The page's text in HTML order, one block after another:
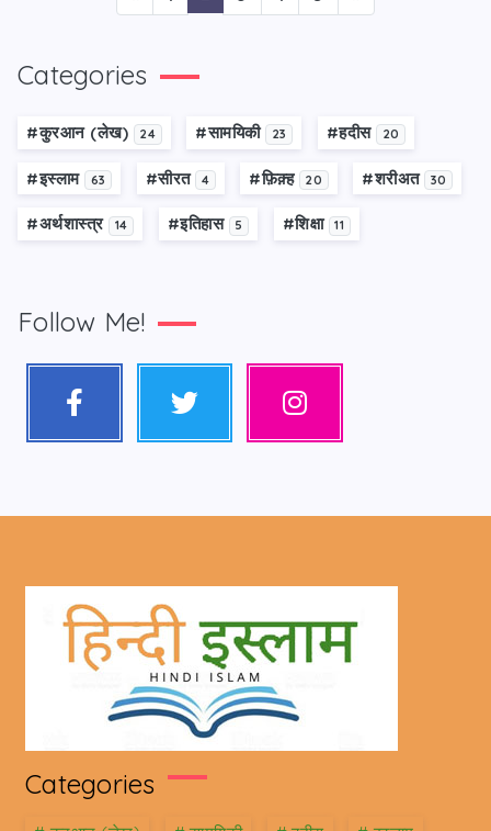
Categories
#कु़रआन (लेख) 24 #सामयिकी 23 #हदीस 20
#इस्लाम 63 #सीरत 4 #फ़िक़्ह 20 #शरीअत 30
#अर्थशास्त्र 14 #इतिहास 5 #शिक्षा 11
Follow Me!
Categories